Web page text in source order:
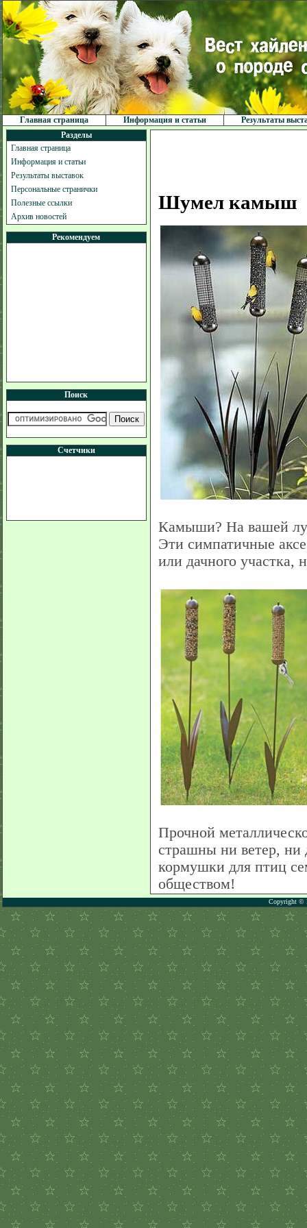
Главная страница Информация и статьи
Результаты
Разделы
Главная страница
Информация и статьи
Результаты выставок
Персональные странички
Полезные ссылки
Архив новостей
Рекомендуем
Поиск
Счетчики
Шумел камыш
Камыши? На вашей
Эти симпатичные
или дачного участка,
Прочной
страшны ни ветер, ни
кормушки для птиц
обществом!
Copyright ©